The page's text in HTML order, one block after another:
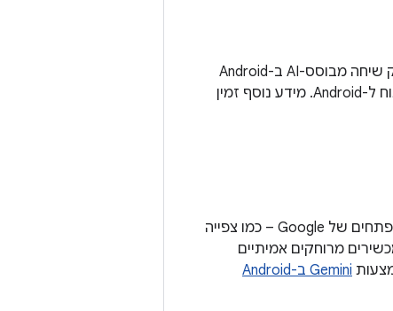
‫Gemini ב-Android Studio הוא כלי עזר לתכנות שמיועד לפיתוח ל-Android. זהו ממשק שיחה מבוסס-AI ב-Android
Studio שעוזר לכם להיות יותר פרודוקטיביים על ידי מתן תשובות לשאלות בנושא פיתוח ל-Android. מידע נוסף זמין
כשנכנסים ל-Android Studio באמצעות חשבון המפתחים, אפשר ליהנות משירותי המפתחים של Google – כמו צפייה
מרוחקים אמיתיים
Gemini ב-Android